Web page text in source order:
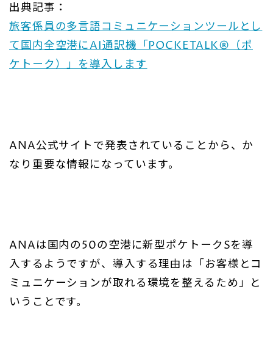
出典記事：
旅客係員の多言語コミュニケーションツールとし
て国内全空港にAI通訳機「POCKETALK®（ポ
ケトーク）」を導入します
ANA公式サイトで発表されていることから、か
なり重要な情報になっています。
ANAは国内の50の空港に新型ポケトークSを導
入するようですが、導入する理由は「お客様とコ
ミュニケーションが取れる環境を整えるため」と
いうことです。